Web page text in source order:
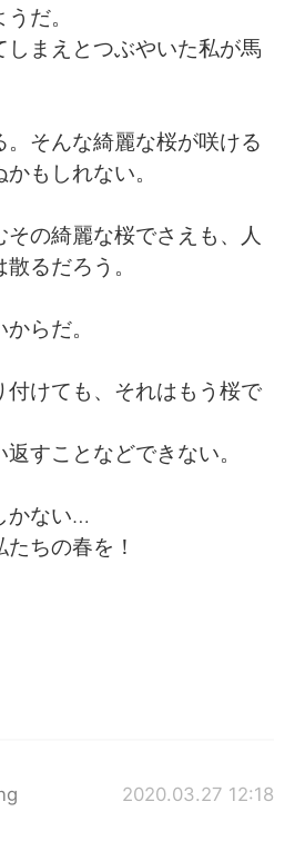
だ。
しまえとつぶやいた私が馬
そんな綺麗な桜が咲ける
もしれない。
の綺麗な桜でさえも、人
るだろう。
らだ。
けても、それはもう桜で
すことなどできない。
かない…
ちの春を！
2020.03.27 12:18